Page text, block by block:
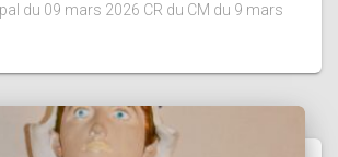
du 09 mars 2026 CR du CM du 9 mars